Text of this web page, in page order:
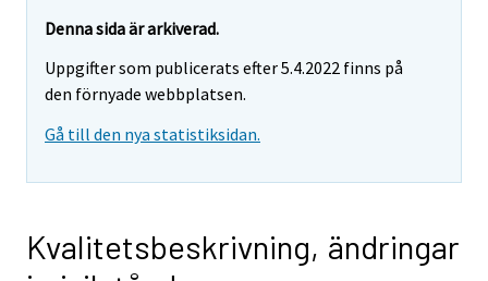
Denna sida är arkiverad.
Uppgifter som publicerats efter 5.4.2022 finns på
den förnyade webbplatsen.
Gå till den nya statistiksidan.
Kvalitetsbeskrivning, ändringar